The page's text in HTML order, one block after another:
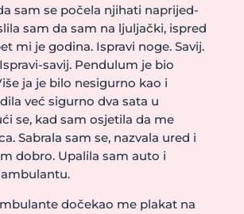
sam se počela njihati naprijed-
sam da sam na ljuljački, ispred
mi je godina. Ispravi noge. Savij.
savij. Pendulum je bio
ja je bilo nesigurno kao i
već sigurno dva sata u
se, kad sam osjetila da me
Sabrala sam se, nazvala ured i
dobro. Upalila sam auto i
dočekao me plakat na